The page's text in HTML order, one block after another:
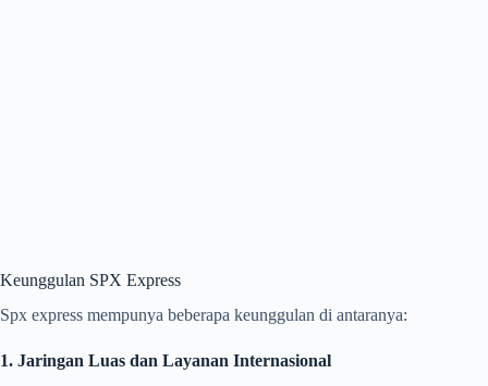
Keunggulan SPX Express
Spx express mempunya beberapa keunggulan di antaranya:
1. Jaringan Luas dan Layanan Internasional